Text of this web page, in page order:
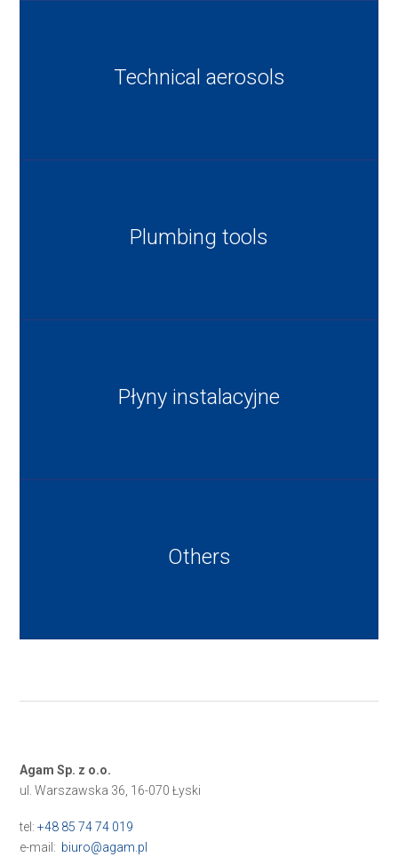
Technical aerosols
Plumbing tools
Płyny instalacyjne
Others
Agam Sp. z o.o.
ul. Warszawska 36, 16-070 Łyski
tel:+48 85 74 74 019
e-mail: biuro@agam.pl